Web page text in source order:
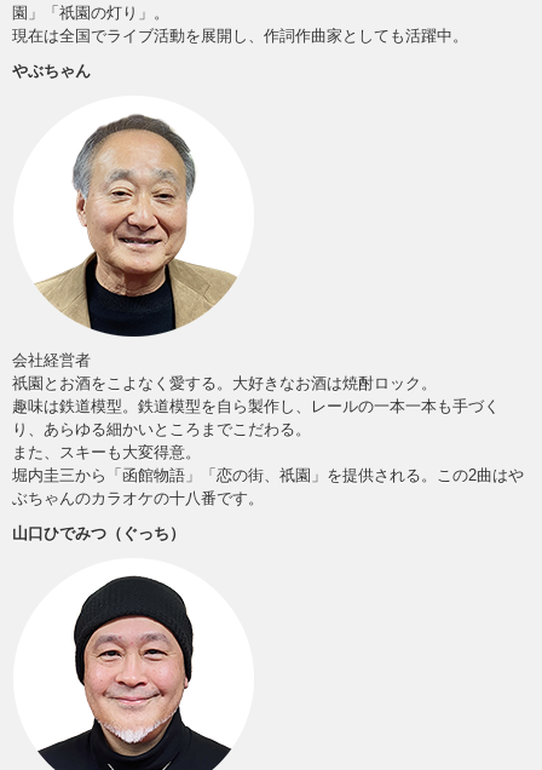
園」「祇園の灯り」。
現在は全国でライブ活動を展開し、作詞作曲家としても活躍中。
やぶちゃん
会社経営者
祇園とお酒をこよなく愛する。大好きなお酒は焼酎ロック。
趣味は鉄道模型。鉄道模型を自ら製作し、レールの一本一本も手づく
り、あらゆる細かいところまでこだわる。
また、スキーも大変得意。
堀内圭三から「函館物語」「恋の街、祇園」を提供される。この2曲はや
ぶちゃんのカラオケの十八番です。
山口ひでみつ（ぐっち）